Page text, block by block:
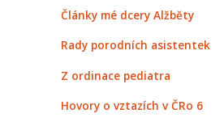
Články mé dcery Alžběty
Rady porodních asistentek
Z ordinace pediatra
Hovory o vztazích v ČRo 6